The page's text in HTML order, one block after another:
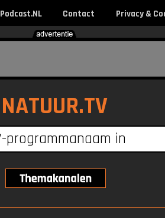
Podcast.NL Contact Privacy &
NATUUR.TV